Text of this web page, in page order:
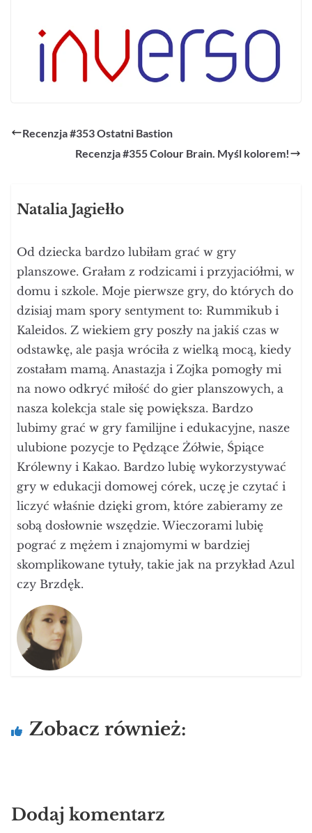
Recenzja #353 Ostatni Bastion
Recenzja #355 Colour Brain. Myśl kolorem!
Natalia Jagiełło
Od dziecka bardzo lubiłam grać w gry
planszowe. Grałam z rodzicami i przyjaciółmi, w
domu i szkole. Moje pierwsze gry, do których do
dzisiaj mam spory sentyment to: Rummikub i
Kaleidos. Z wiekiem gry poszły na jakiś czas w
odstawkę, ale pasja wróciła z wielką mocą, kiedy
zostałam mamą. Anastazja i Zojka pomogły mi
na nowo odkryć miłość do gier planszowych, a
nasza kolekcja stale się powiększa. Bardzo
lubimy grać w gry familijne i edukacyjne, nasze
ulubione pozycje to Pędzące Żółwie, Śpiące
Królewny i Kakao. Bardzo lubię wykorzystywać
gry w edukacji domowej córek, uczę je czytać i
liczyć właśnie dzięki grom, które zabieramy ze
sobą dosłownie wszędzie. Wieczorami lubię
pograć z mężem i znajomymi w bardziej
skomplikowane tytuły, takie jak na przykład Azul
czy Brzdęk.
Zobacz również:
Dodaj komentarz